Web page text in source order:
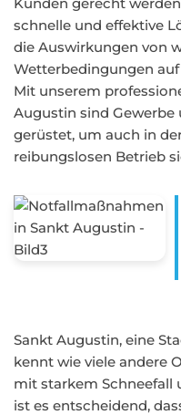
schnelle und effektive
die Auswirkungen von
Wetterbedingungen
Mit unserem
Augustin sind
gerüstet, um auch in
reibungslosen Betrieb
Sankt Augustin, eine
kennt wie viele andere
mit starkem Schneefall
ist es entscheidend,